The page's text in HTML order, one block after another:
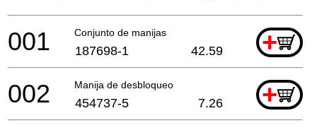
Conjunto de manijas +
001 187698-1 42.59
Manija de desbloqueo +
002 454737-5 7.26